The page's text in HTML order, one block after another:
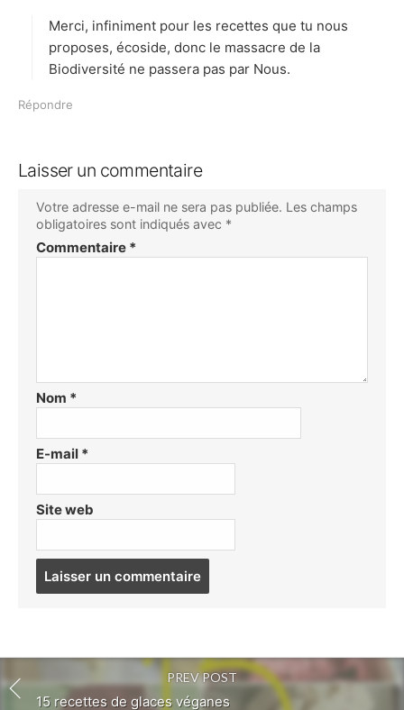
:
Merci, infiniment pour les recettes que tu nous
proposes, écoside, donc le massacre de la
Biodiversité ne passera pas par Nous.
Répondre
Laisser un commentaire
Votre adresse e-mail ne sera pas publiée. Les champs
obligatoires sont indiqués avec *
Commentaire *
Nom *
E-mail *
Site web
PREV POST
15 recettes de glaces véganes